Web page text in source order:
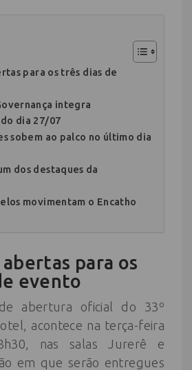
para os três dias de
integra
dia 27/07
sobem ao palco no último dia
dos destaques da
movimentam o Encatho
para os
evento
abertura oficial do 33º
acontece na terça-feira
nas salas Jurerê e
em que serão entregues